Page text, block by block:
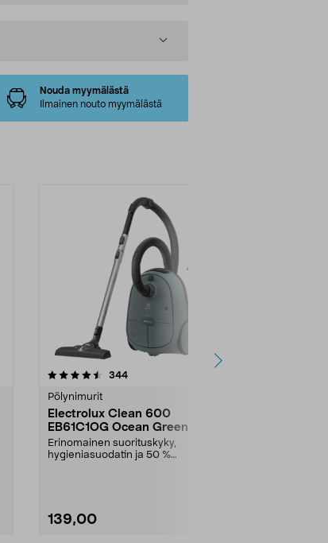
Nouda myymälästä
Ilmainen nouto myymälästä
344arvostelut
Pölynimurit
Electrolux Clean 600
EB61C1OG Ocean Green
Pölynimuri
Erinomainen suorituskyky,
hygieniasuodatin ja 50 %
139,00
4.5 viidestä